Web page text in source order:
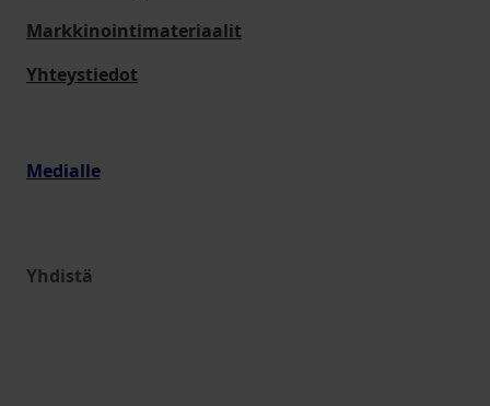
Markkinointimateriaalit
Yhteystiedot
Medialle
Yhdistä